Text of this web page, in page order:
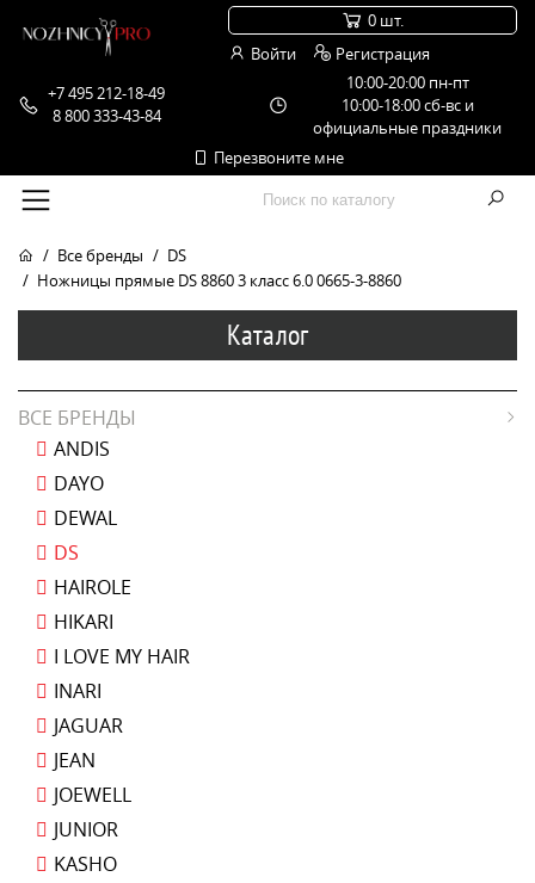
+7 495 212-18-49
8 800 333-43-84
10:00-20:00 пн-пт
10:00-18:00 сб-вс и
официальные праздники
Перезвоните мне
0 шт.
Войти
Регистрация
Все бренды
DS
Ножницы прямые DS 8860 3 класс 6.0 0665-3-8860
Каталог
ВСЕ БРЕНДЫ
ANDIS
DAYO
DEWAL
DS
HAIROLE
HIKARI
I LOVE MY HAIR
INARI
JAGUAR
JEAN
JOEWELL
JUNIOR
KASHO